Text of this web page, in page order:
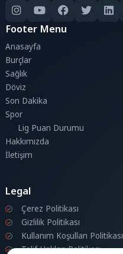
Footer Menu
Anasayfa
Burçlar
Sağlık
Döviz
Son Dakika
Spor
Lig Puan Durumu
Hakkımızda
İletişim
Legal
Çerez Politikası
Gizlilik Politikası
Kullanım Koşulları Politikası
Telif Hakları Politikası